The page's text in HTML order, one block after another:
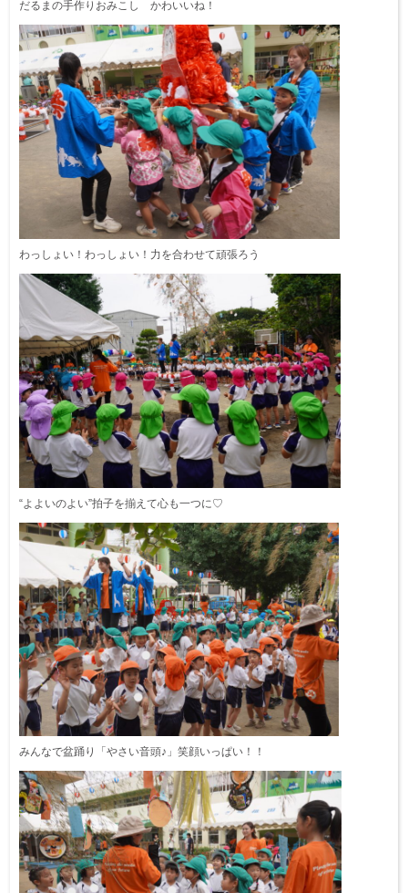
だるまの手作りおみこし かわいいね！
わっしょい！わっしょい！力を合わせて頑張ろう
“よよいのよい”拍子を揃えて心も一つに♡
みんなで盆踊り「やさい音頭♪」笑顔いっぱい！！